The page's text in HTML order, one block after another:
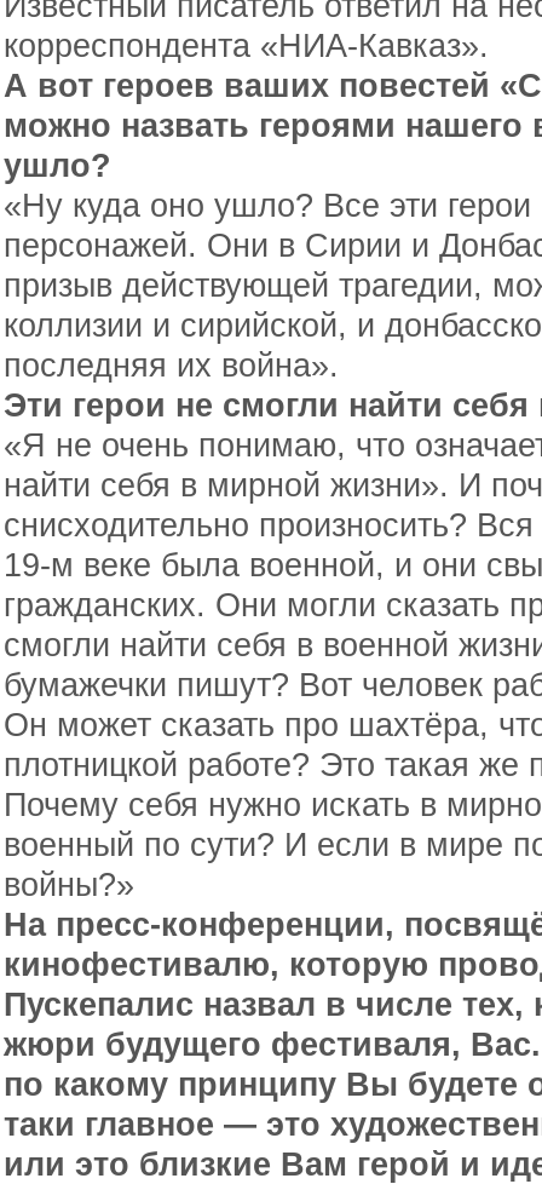
корреспондента «НИА-Кавказ».
А вот героев ваших повестей
можно назвать героями
ушло?
«Ну куда оно ушло? Все эти
персонажей. Они в Сирии и
призыв действующей трагедии,
коллизии и сирийской, и
последняя их война».
Эти герои не смогли найти
«Я не очень понимаю, что
найти себя в мирной жизни». И
снисходительно произносить?
19-м веке была военной, и они
гражданских. Они могли сказать
смогли найти себя в военной
бумажечки пишут? Вот человек
Он может сказать про шахтёра,
плотницкой работе? Это такая
Почему себя нужно искать в
военный по сути? И если в мире
войны?»
На пресс-конференции,
кинофестивалю, которую
Пускепалис назвал в числе
жюри будущего фестиваля,
по какому принципу Вы будете
таки главное — это
или это близкие Вам герой и